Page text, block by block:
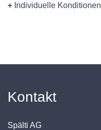
+ Individuelle Konditionen
Kontakt
Spälti AG